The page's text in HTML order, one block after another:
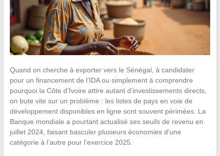
Quand on cherche à exporter vers le Sénégal, à candidater
pour un financement de l’IDA ou simplement à comprendre
pourquoi la Côte d’Ivoire attire autant d’investissements directs,
on bute vite sur un problème : les listes de pays en voie de
développement disponibles en ligne sont souvent périmées. La
Banque mondiale a pourtant actualisé ses seuils de revenu en
juillet 2024, faisant basculer plusieurs économies d’une
catégorie à l’autre pour l’exercice 2025.